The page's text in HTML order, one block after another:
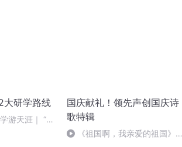
大研学路线
游天涯｜ “韵
国庆献礼！领先声创国庆诗
歌特辑
《祖国啊，我亲爱的祖国》温